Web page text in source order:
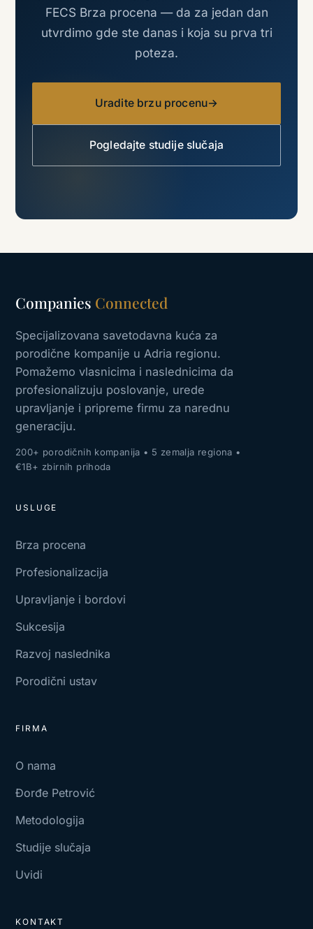
FECS Brza procena — da za jedan dan
utvrdimo gde ste danas i koja su prva tri
poteza.
Uradite brzu procenu→
Pogledajte studije slučaja
Companies Connected
Specijalizovana savetodavna kuća za
porodične kompanije u Adria regionu.
Pomažemo vlasnicima i naslednicima da
profesionalizuju poslovanje, urede
upravljanje i pripreme firmu za narednu
generaciju.
200+ porodičnih kompanija • 5 zemalja regiona •
€1B+ zbirnih prihoda
USLUGE
Brza procena
Profesionalizacija
Upravljanje i bordovi
Sukcesija
Razvoj naslednika
Porodični ustav
FIRMA
O nama
Đorđe Petrović
Metodologija
Studije slučaja
Uvidi
KONTAKT